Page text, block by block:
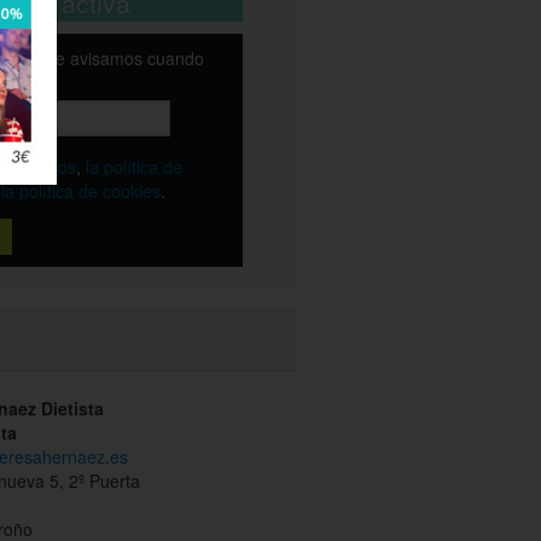
y te avisamos cuando
términos, la política de
la política de cookies.
Dietista
5, 2º Puerta